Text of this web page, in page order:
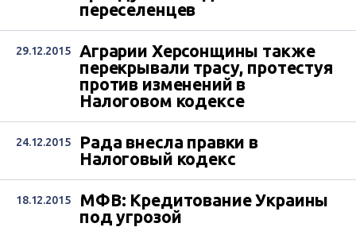
переселенцев
29.12.2015
Аграрии Херсонщины также
перекрывали трасу, протестуя
против изменений в
Налоговом кодексе
24.12.2015
Рада внесла правки в
Налоговый кодекс
18.12.2015
МФВ: Кредитование Украины
под угрозой